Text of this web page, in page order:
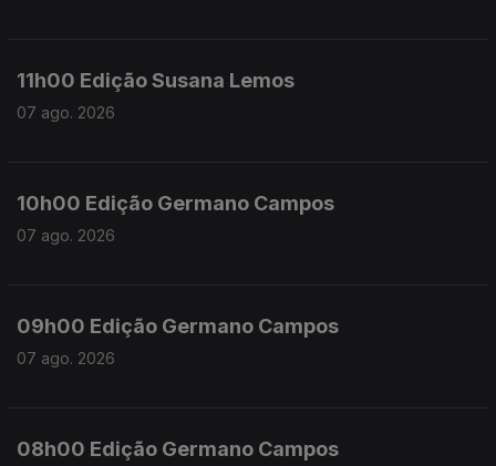
11h00 Edição Susana Lemos
07 ago. 2026
10h00 Edição Germano Campos
07 ago. 2026
09h00 Edição Germano Campos
07 ago. 2026
08h00 Edição Germano Campos